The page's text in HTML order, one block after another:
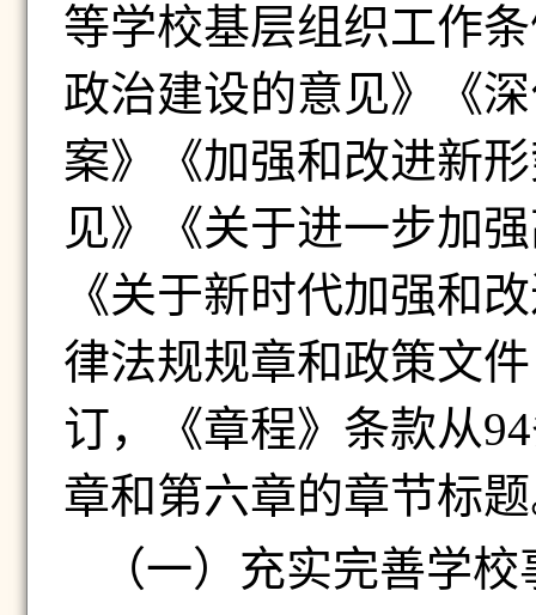
等学校基层组织工作
政治建设的意见》《
案》
《加强和改进新
见》《关于进一步加
《关于新时代加强和
律法规规章和政策文
订，《章程》条款从94
章和第六章的章节标
（一） 充实完善学